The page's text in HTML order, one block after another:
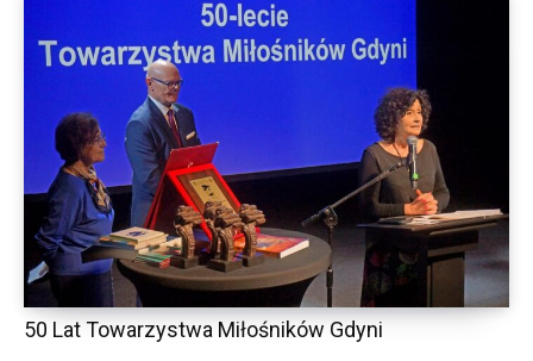
50 Lat Towarzystwa Miłośników Gdyni